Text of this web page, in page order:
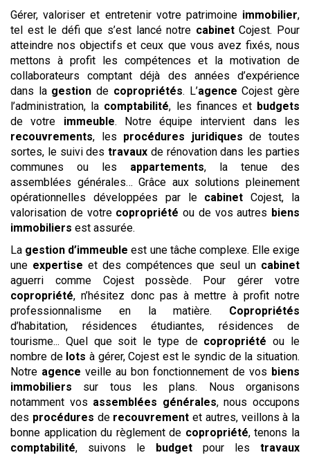
Gérer, valoriser et entretenir votre patrimoine immobilier,
tel est le défi que s’est lancé notre cabinetCojest. Pour
atteindre nos objectifs et ceux que vous avez fixés, nous
mettons à profit les compétences et la motivation de
collaborateurs comptant déjà des années d’expérience
dans la gestion de copropriétés. L’agence Cojest gère
l’administration, la comptabilité, les finances et budgets
de votre immeuble. Notre équipe intervient dans les
recouvrements, les procédures juridiques de toutes
sortes, le suivi destravaux de rénovation dans les parties
communes ou les appartements, la tenue des
assemblées générales… Grâce aux solutions pleinement
opérationnelles développées par le cabinet Cojest, la
valorisation de votre copropriété ou de vos autres biens
immobiliers est assurée.
La gestion d’immeuble est une tâche complexe. Elle exige
une expertise et des compétences que seul un cabinet
aguerri comme Cojest possède. Pour gérer votre
copropriété, n’hésitez donc pas à mettre à profit notre
professionnalisme en la matière. Copropriétés
d’habitation, résidences étudiantes, résidences de
tourisme... Quel que soit le type de copropriété ou le
nombre de lots à gérer, Cojest est le syndic de la situation.
Notre agence veille au bon fonctionnement de vos biens
immobiliers sur tous les plans. Nous organisons
notamment vos assemblées générales, nous occupons
des procédures de recouvrement et autres, veillons à la
bonne application du règlement de copropriété, tenons la
comptabilité, suivons le budget pour les travaux